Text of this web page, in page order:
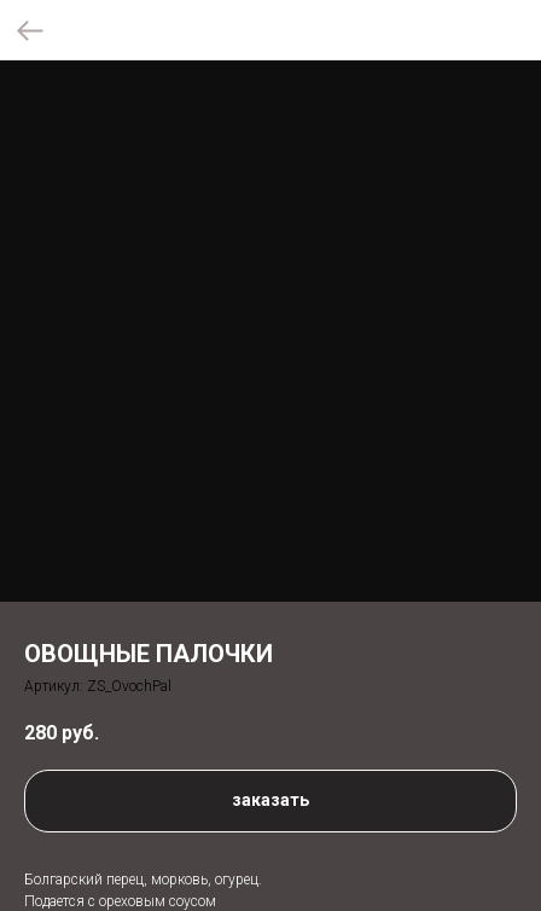
ОВОЩНЫЕ ПАЛОЧКИ
Артикул: ZS_OvochPal
280 руб.
заказать
Болгарский перец, морковь, огурец.
Подается с ореховым соусом